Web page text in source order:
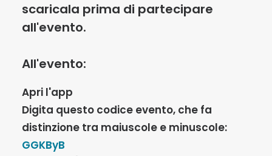
scaricala prima di partecipare
all'evento.
All'evento:
Apri l'app
Digita questo codice evento, che fa
distinzione tra maiuscole e minuscole:
GGKByB